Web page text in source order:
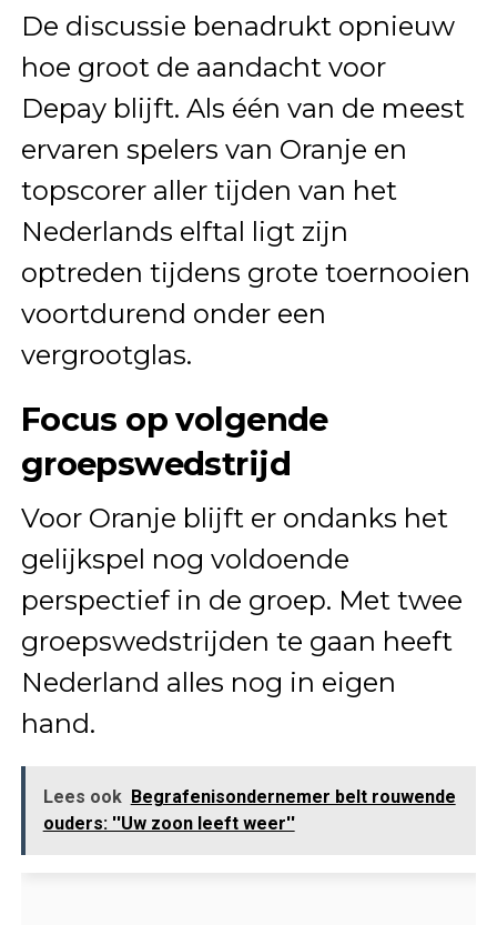
De discussie benadrukt opnieuw
hoe groot de aandacht voor
Depay blijft. Als één van de meest
ervaren spelers van Oranje en
topscorer aller tijden van het
Nederlands elftal ligt zijn
optreden tijdens grote toernooien
voortdurend onder een
vergrootglas.
Focus op volgende
groepswedstrijd
Voor Oranje blijft er ondanks het
gelijkspel nog voldoende
perspectief in de groep. Met twee
groepswedstrijden te gaan heeft
Nederland alles nog in eigen
hand.
Lees ook Begrafenisondernemer belt rouwende
ouders: ''Uw zoon leeft weer''